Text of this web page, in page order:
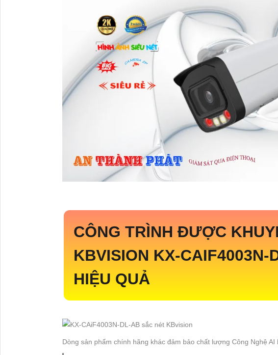
CÔNG TRÌNH ĐƯỢC
KBVISION KX-CAIF4003N-
HIỆU QUẢ
Dòng sản phẩm chính hãng khác đảm bảo chất lượng Công Nghệ AI